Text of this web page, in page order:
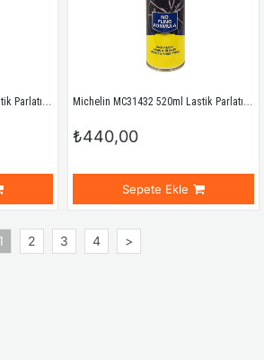
Michelin MC31371 650ml Lastik Parlatıcı, Koruyucu ve Yenileyici Sprey Michelin MC31432 520ml Lastik Parlatıcı Sprey
₺440,00
Sepete Ekle
1 2 3 4 >